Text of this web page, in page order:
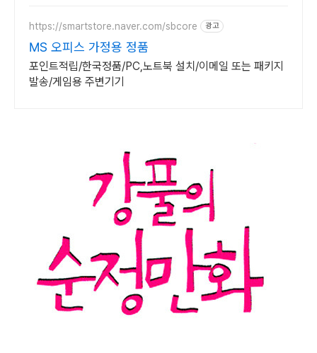
https://smartstore.naver.com/sbcore 광고
MS 오피스 가정용 정품
포인트적립/한국정품/PC,노트북 설치/이메일 또는 패키지
발송/게임용 주변기기